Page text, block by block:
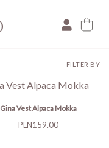
FILTER BY
Gina Vest Alpaca Mokka
Price
PLN159.00